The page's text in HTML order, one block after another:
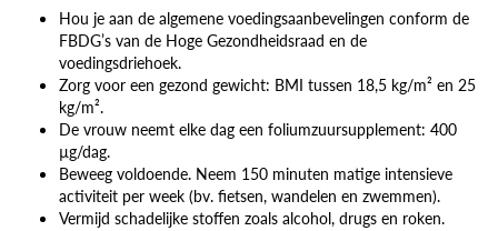
Hou je aan de algemene voedingsaanbevelingen conform de
FBDG’s van de Hoge Gezondheidsraad en de
voedingsdriehoek.
Zorg voor een gezond gewicht: BMI tussen 18,5 kg/m² en 25
kg/m².
De vrouw neemt elke dag een foliumzuursupplement: 400
µg/dag.
Beweeg voldoende. Neem 150 minuten matige intensieve
activiteit per week (bv. fietsen, wandelen en zwemmen).
Vermijd schadelijke stoffen zoals alcohol, drugs en roken.